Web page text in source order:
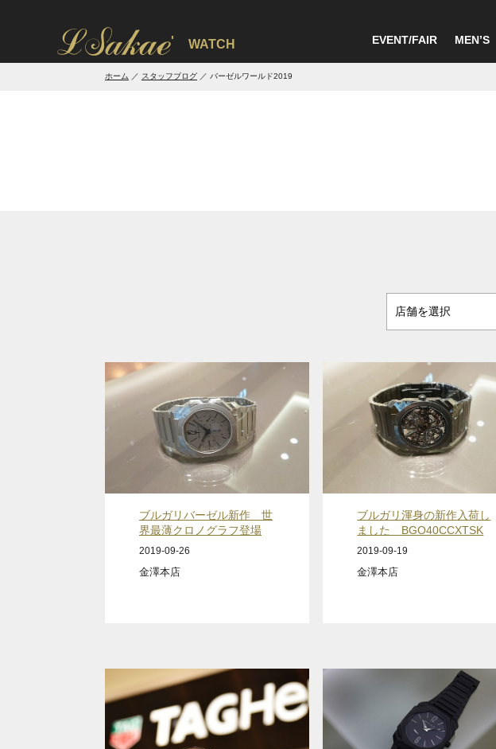
' WATCH
EVENT/FAIR
MEN’S
ホーム スタッフブログ バーゼルワールド2019
ブルガリバーゼル新作 世
界最薄クロノグラフ登場
2019-09-26
金澤本店
ブルガリ渾身の新作入荷し
ました BGO40CCXTSK
2019-09-19
金澤本店